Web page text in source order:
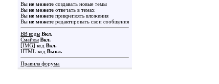
Вы не можете создавать новые темы
Вы не можете отвечать в темах
Вы не можете прикреплять вложения
Вы не можете редактировать свои сообщения
BB коды Вкл.
Смайлы Вкл.
[IMG] код Вкл.
HTML код Выкл.
Правила форума